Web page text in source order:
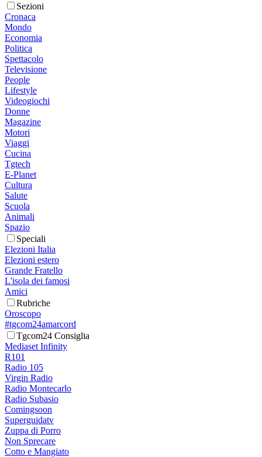
Sezioni
Cronaca
Mondo
Economia
Politica
Spettacolo
Televisione
People
Lifestyle
Videogiochi
Donne
Magazine
Motori
Viaggi
Cucina
Tgtech
E-Planet
Cultura
Salute
Scuola
Animali
Spazio
Speciali
Elezioni Italia
Elezioni estero
Grande Fratello
L'isola dei famosi
Amici
Rubriche
Oroscopo
#tgcom24amarcord
Tgcom24 Consiglia
Mediaset Infinity
R101
Radio 105
Virgin Radio
Radio Montecarlo
Radio Subasio
Comingsoon
Superguidatv
Zuppa di Porro
Non Sprecare
Cotto e Mangiato